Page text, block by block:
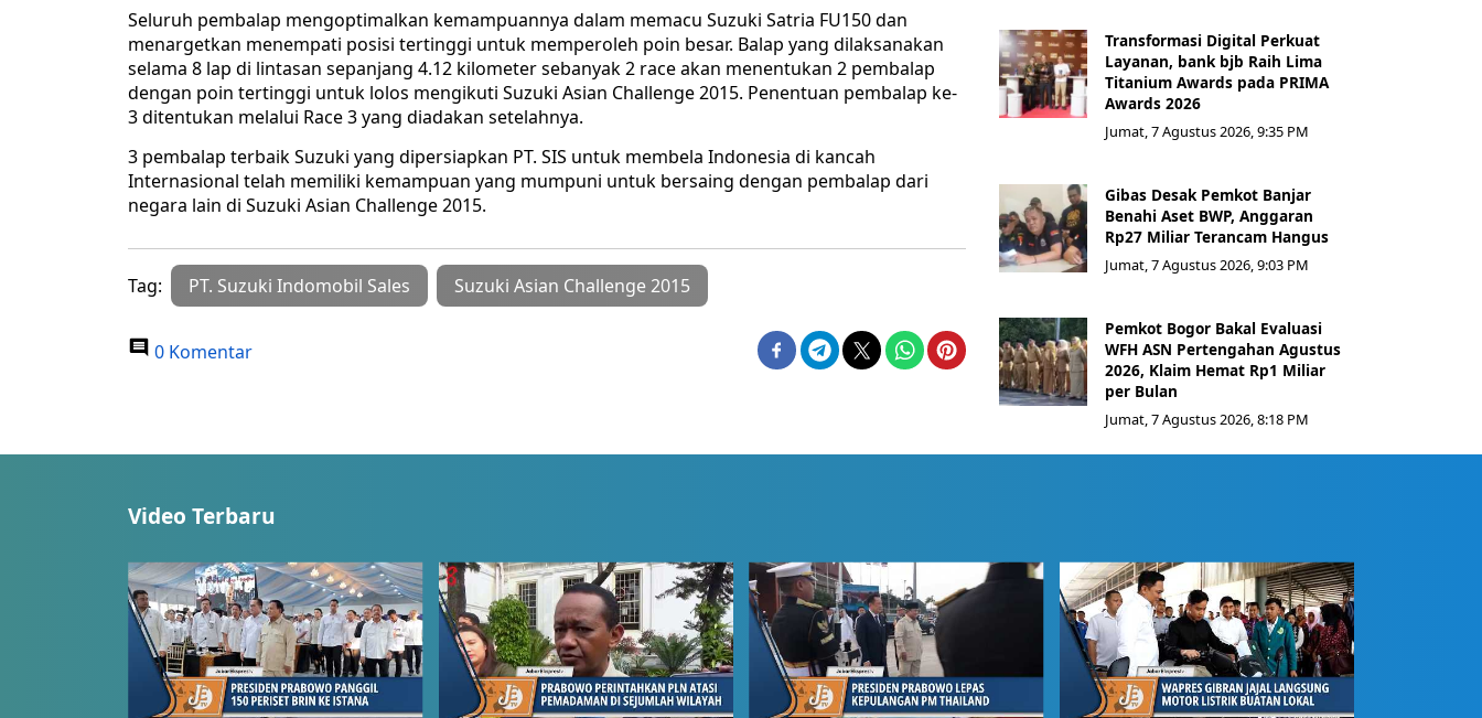
Seluruh pembalap mengoptimalkan kemampuannya dalam memacu Suzuki Satria FU150 dan
menargetkan menempati posisi tertinggi untuk memperoleh poin besar. Balap yang dilaksanakan
selama 8 lap di lintasan sepanjang 4.12 kilometer sebanyak 2 race akan menentukan 2 pembalap
dengan poin tertinggi untuk lolos mengikuti Suzuki Asian Challenge 2015. Penentuan pembalap ke-
3 ditentukan melalui Race 3 yang diadakan setelahnya.
3 pembalap terbaik Suzuki yang dipersiapkan PT. SIS untuk membela Indonesia di kancah
Internasional telah memiliki kemampuan yang mumpuni untuk bersaing dengan pembalap dari
negara lain di Suzuki Asian Challenge 2015.
Tag: PT. Suzuki Indomobil Sales Suzuki Asian Challenge 2015
0 Komentar
Transformasi Digital Perkuat
Layanan, bank bjb Raih Lima
Titanium Awards pada PRIMA
Awards 2026
Jumat, 7 Agustus 2026, 9:35 PM
Gibas Desak Pemkot Banjar
Benahi Aset BWP, Anggaran
Rp27 Miliar Terancam Hangus
Jumat, 7 Agustus 2026, 9:03 PM
Pemkot Bogor Bakal Evaluasi
WFH ASN Pertengahan Agustus
2026, Klaim Hemat Rp1 Miliar
per Bulan
Jumat, 7 Agustus 2026, 8:18 PM
Video Terbaru